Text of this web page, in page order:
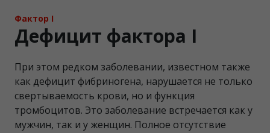
Фактор I
Дефицит фактора I
При этом редком заболевании, известном также
как дефицит фибриногена, нарушается не только
свертываемость крови, но и функция
тромбоцитов. Это заболевание встречается как у
мужчин, так и у женщин. Полное отсутствие